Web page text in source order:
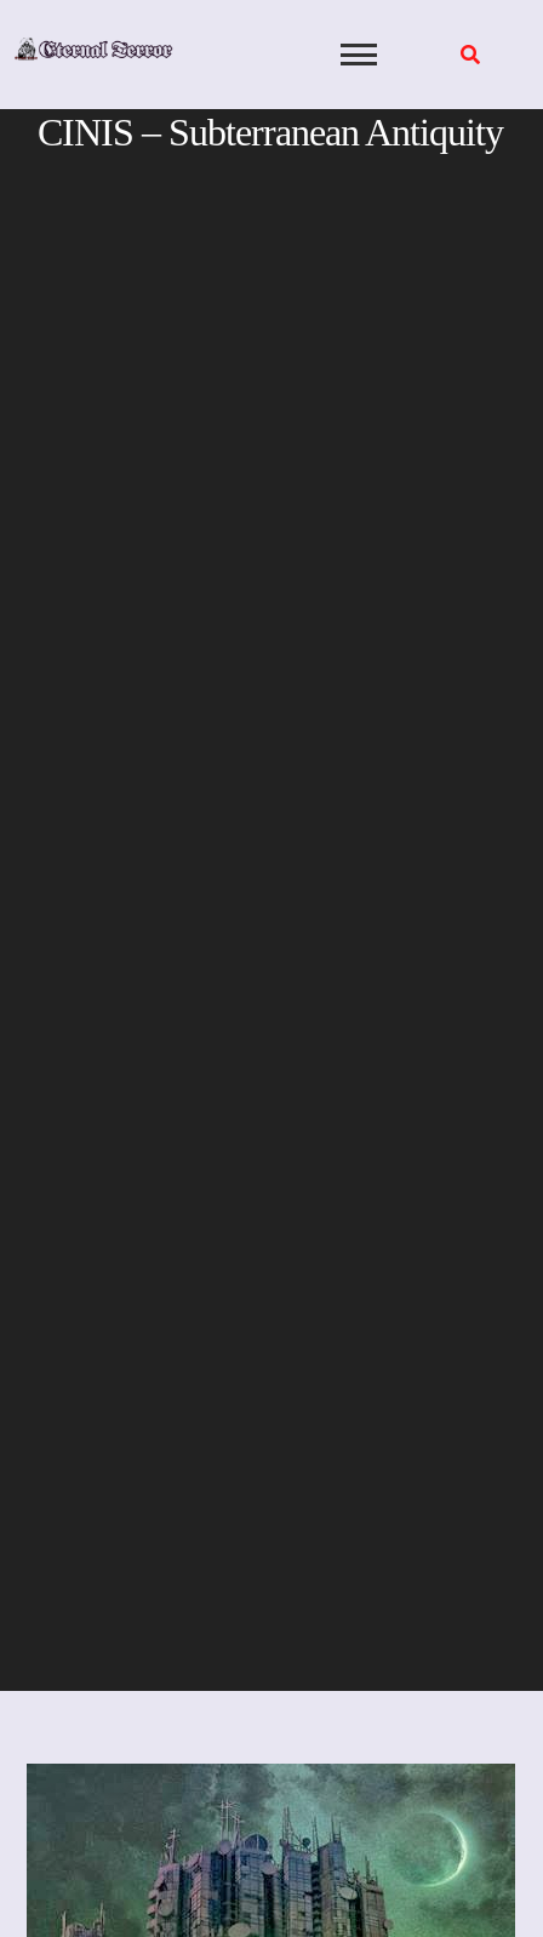
CINIS – Subterranean Antiquity